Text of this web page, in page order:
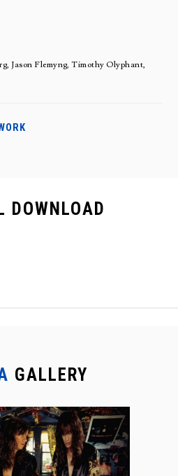
Jason Flemyng, Timothy Olyphant,
DOWNLOAD
GALLERY